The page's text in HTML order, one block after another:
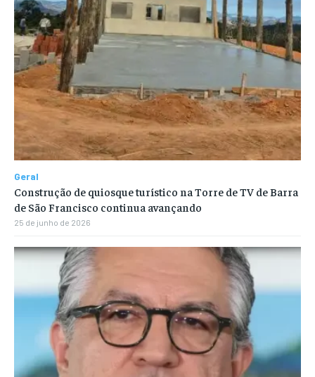
Geral
Construção de quiosque turístico na Torre de TV de Barra
de São Francisco continua avançando
25 de junho de 2026